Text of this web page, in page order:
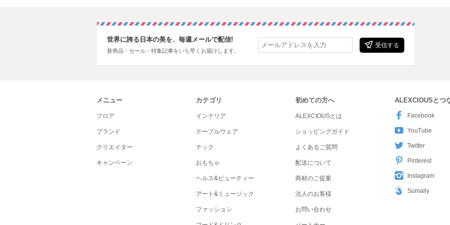
受信する
世界に誇る日本の美を、毎週メールで配信!
新商品・セール・特集記事をいち早くお届けします。
メニュー
フロア
ブランド
クリエイター
キャンペーン
カテゴリ
インテリア
テーブルウェア
テック
おもちゃ
ヘルス&ビューティー
アート&ミュージック
ファッション
初めての方へ
ALEXCIOUSとは
ショッピングガイド
よくあるご質問
配送について
商材のご提案
法人のお客様
お問い合わせ
ALEXCIOUSとつ
Facebook
YouTube
Twitter
Pinterest
Instagram
Sumally